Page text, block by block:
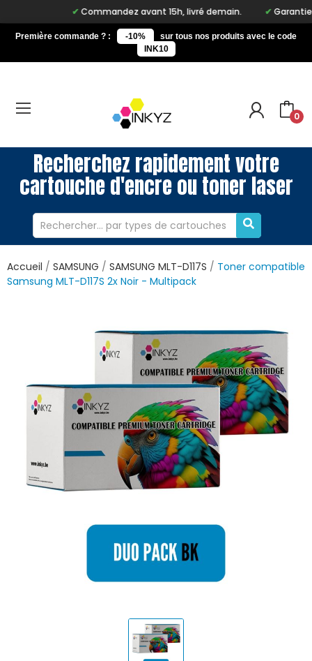
Commandez avant 15h, livré demain. Garantie à
Première commande ? : -10%
sur tous nos produits avec le code
INK10
0
Recherchez rapidement votre
cartouche d'encre ou toner laser
Accueil SAMSUNG SAMSUNG MLT-D117S
Toner compatible
Samsung MLT-D117S 2x Noir - Multipack